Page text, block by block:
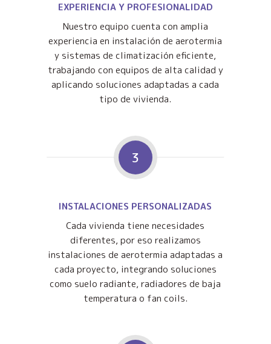
EXPERIENCIA Y PROFESIONALIDAD
Nuestro equipo cuenta con amplia
experiencia en instalación de aerotermia
y sistemas de climatización eficiente,
trabajando con equipos de alta calidad y
aplicando soluciones adaptadas a cada
tipo de vivienda.
3
INSTALACIONES PERSONALIZADAS
Cada vivienda tiene necesidades
diferentes, por eso realizamos
instalaciones de aerotermia adaptadas a
cada proyecto, integrando soluciones
como suelo radiante, radiadores de baja
temperatura o fan coils.